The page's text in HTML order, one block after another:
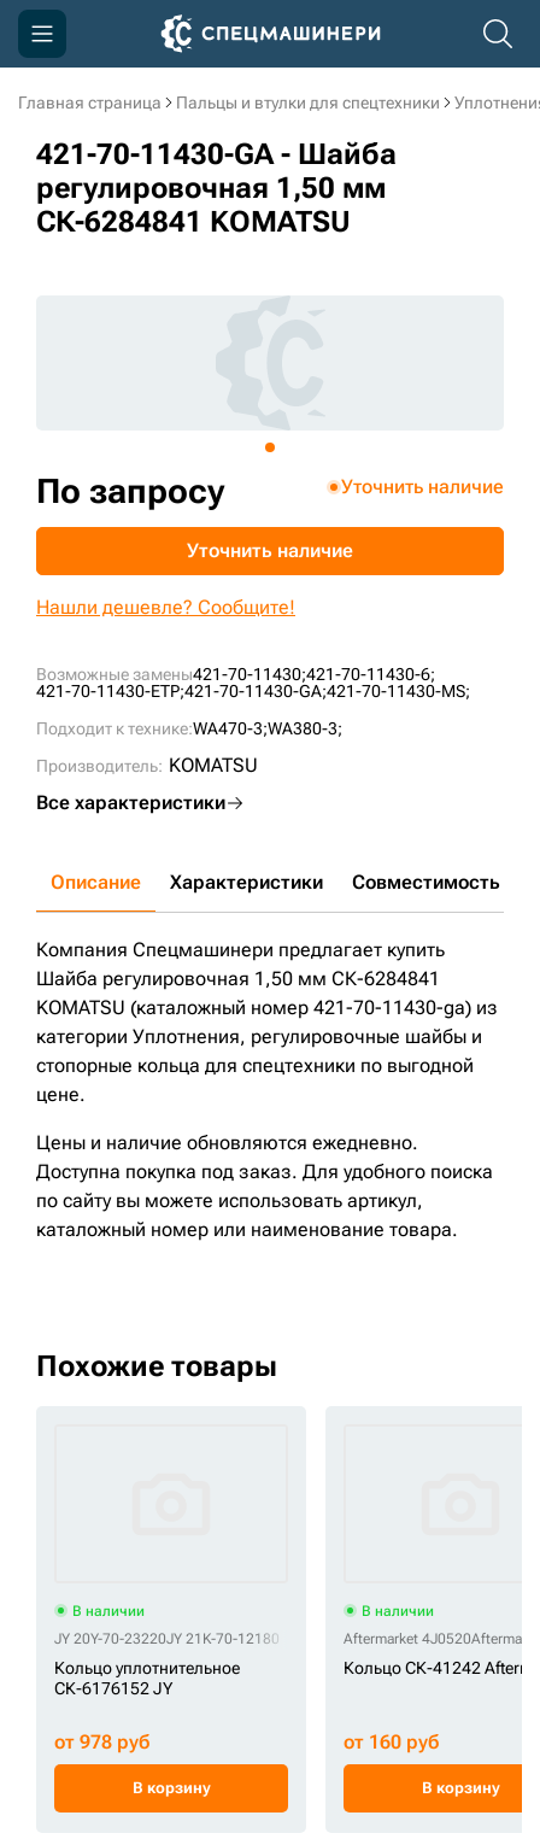
Главная страница Пальцы и втулки для спецтехники
421-70-11430-GA - Шайба
регулировочная 1,50 мм
СК-6284841 KOMATSU
Возможные замены421-70-11430;421-70-11430-6;
421-70-11430-ETP;421-70-11430-GA;421-70-11430-MS;
Подходит к технике:WA470-3;WA380-3;
Производитель: KOMATSU
Все характеристики
По запросу Уточнить наличие
Уточнить наличие
Нашли дешевле? Сообщите!
Описание Характеристики Совместимость
Компания Спецмашинери предлагает купить
Шайба регулировочная 1,50 мм СК-6284841
KOMATSU (каталожный номер 421-70-11430-ga) из
категории Уплотнения, регулировочные шайбы и
стопорные кольца для спецтехники по выгодной
цене.
Цены и наличие обновляются ежедневно.
Доступна покупка под заказ. Для удобного поиска
по сайту вы можете использовать артикул,
каталожный номер или наименование товара.
Похожие товары
В наличии
JY 20Y-70-23220JY 21K-70-12180
Кольцо уплотнительное
СК-6176152 JY
от 978 руб
В корзину
В наличии
Aftermarket 4J0520
Кольцо СК-41242
от 160 руб
В корзину
Компания
Акции
Доставка и оплата
sksale@skdst.ru
+7 (499) 394-50-93